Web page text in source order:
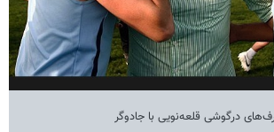
درگوشی قلعه‌نویی با جادوگر